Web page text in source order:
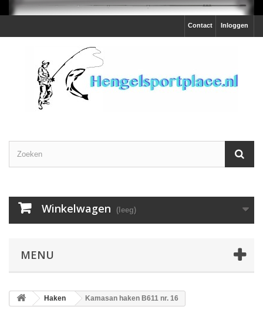
Inloggen
Contact
Winkelwagen (leeg)
MENU
Haken Kamasan haken B611 nr. 16